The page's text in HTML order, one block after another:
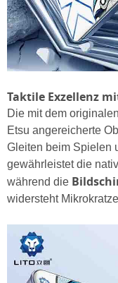
Taktile Exzellenz
Die mit dem
Etsu angereicherte
Gleiten beim Spielen
gewährleistet die
während die
widersteht